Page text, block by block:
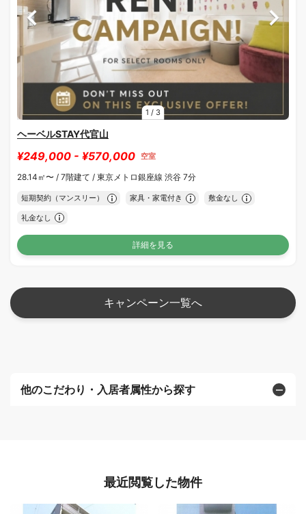
1 / 3
ヘーベルSTAY代官山
¥249,000 - ¥570,000 空室
28.14㎡〜 / 7階建て / 東京メトロ銀座線 渋谷 7分
短期契約（マンスリー） 家具・家電付き 敷金なし
礼金なし
詳細を見る
キャンペーン一覧へ
他のこだわり・入居者属性から探す
最近閲覧した物件